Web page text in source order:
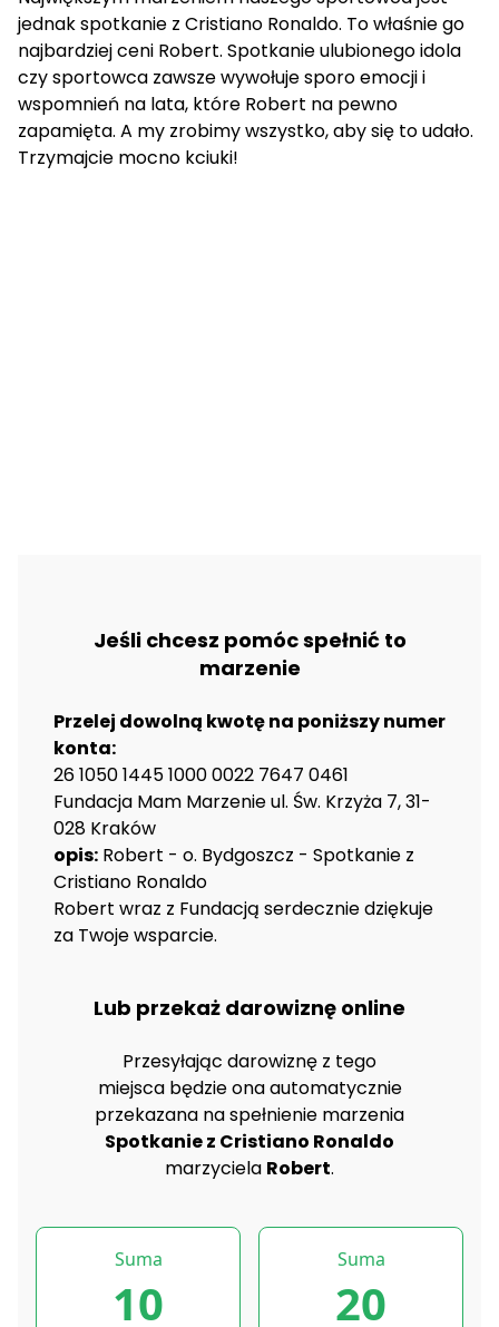
jednak spotkanie z Cristiano Ronaldo. To właśnie go
najbardziej ceni Robert. Spotkanie ulubionego idola
czy sportowca zawsze wywołuje sporo emocji i
wspomnień na lata, które Robert na pewno
zapamięta. A my zrobimy wszystko, aby się to udało.
Trzymajcie mocno kciuki!
Jeśli chcesz pomóc spełnić to
marzenie
Przelej dowolną kwotę na poniższy numer
konta:
26 1050 1445 1000 0022 7647 0461
Fundacja Mam Marzenie ul. Św. Krzyża 7, 31-
028 Kraków
opis: Robert - o. Bydgoszcz - Spotkanie z
Cristiano Ronaldo
Robert wraz z Fundacją serdecznie dziękuje
za Twoje wsparcie.
Lub przekaż darowiznę online
Przesyłając darowiznę z tego
miejsca będzie ona automatycznie
przekazana na spełnienie marzenia
Spotkanie z Cristiano Ronaldo
marzyciela Robert.
Suma
10
Suma
20